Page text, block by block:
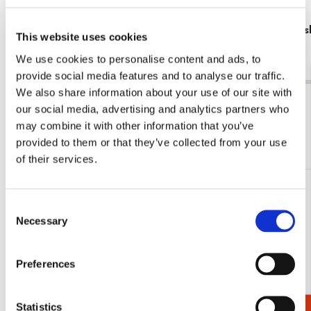
This website uses cookies
We use cookies to personalise content and ads, to
provide social media features and to analyse our traffic.
We also share information about your use of our site with
our social media, advertising and analytics partners who
may combine it with other information that you’ve
provided to them or that they’ve collected from your use
of their services.
Selection
Necessary
Preferences
Statistics
Verjaardagskalender: Blanco
€ 9,99
Bekijk alles van Kalenders & Planners
Meer van Verjaardagskalenders
verlanglijst